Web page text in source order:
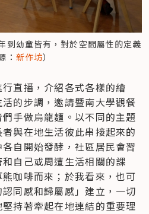
到幼童皆有，對於空間屬性的定義
： 新作坊）
直播，介紹各式各樣的繪
的步調，邀請暨南大學觀餐
手做烏龍麵。以不同的主題
與在地生活彼此串接起來的
自開始發酵，社區居民會習
自己或周遭生活相關的課
咖啡而來；於我看來，也可
同感和歸屬感」建立，一切
持著牽起在地連結的重要理